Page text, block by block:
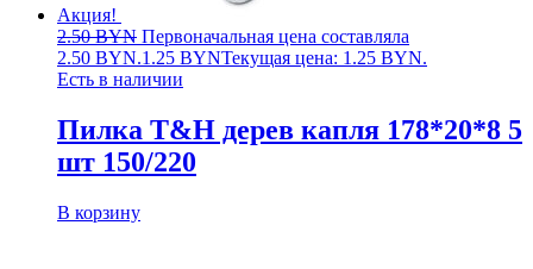
Акция!
2.50BYN Первоначальная цена составляла
2.50 BYN.1.25 BYNТекущая цена: 1.25 BYN.
Есть в наличии
Пилка T&H дерев капля 178*20*8 5
шт 150/220
В корзину